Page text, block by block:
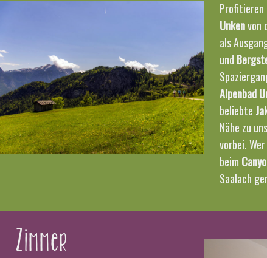
Profitieren
Unkenvon
als
und
Alpenbad
beliebte
Nähe zu
vorbei.
beim
Saalach
Zimmer